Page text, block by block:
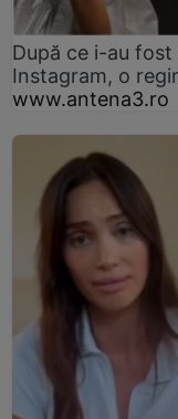
După ce i-au
Instagram, o
www.antena3.ro